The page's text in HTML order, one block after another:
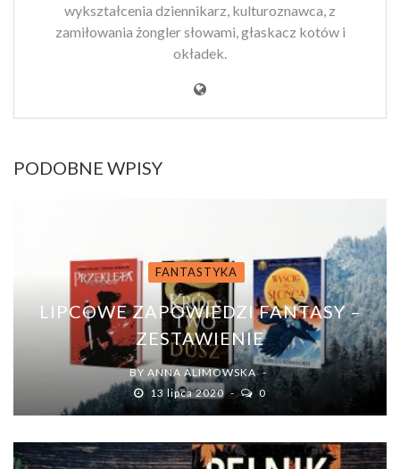
wykształcenia dziennikarz, kulturoznawca, z
zamiłowania żongler słowami, głaskacz kotów i
okładek.
PODOBNE WPISY
FANTASTYKA
LIPCOWE ZAPOWIEDZI FANTASY –
ZESTAWIENIE
BY ANNA ALIMOWSKA
13 lipca 2020
0